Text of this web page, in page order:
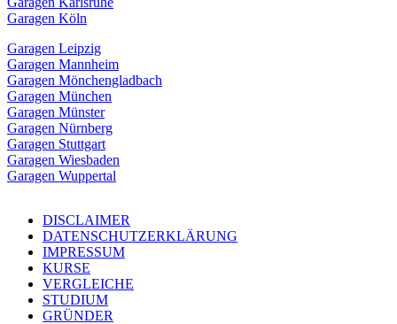
Garagen Köln
Garagen Leipzig
Garagen Mannheim
Garagen Mönchengladbach
Garagen München
Garagen Münster
Garagen Nürnberg
Garagen Stuttgart
Garagen Wiesbaden
Garagen Wuppertal
DISCLAIMER
DATENSCHUTZERKLÄRUNG
IMPRESSUM
KURSE
VERGLEICHE
STUDIUM
GRÜNDER